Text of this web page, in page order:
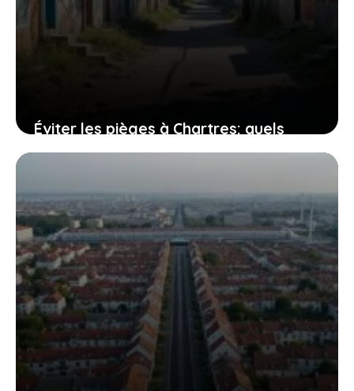
Éviter les pièges à Chartres: quels
quartiers sont à risque pour les
24 juillet 2026